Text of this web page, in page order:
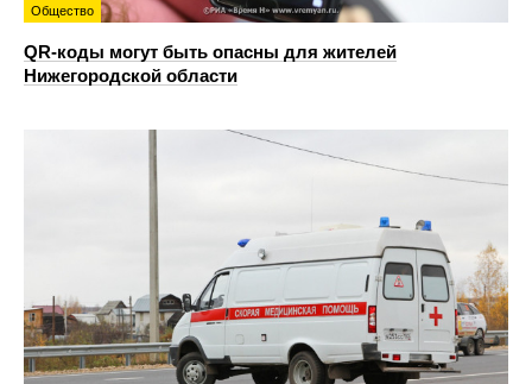
Общество
QR-коды могут быть опасны для жителей
Нижегородской области